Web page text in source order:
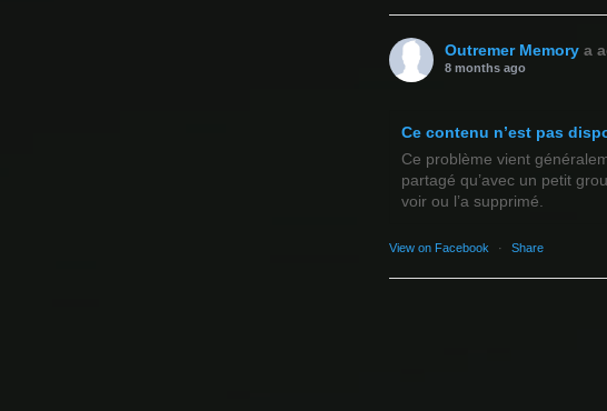
Outremer Memory a
8 months ago
Ce contenu n’est pas
Ce problème vient
partagé qu’avec un petit
voir ou l’a supprimé.
View on Facebook · Share